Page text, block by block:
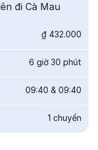
đi Cà Mau
₫ 432.000
6 giờ 30 phút
09:40 & 09:40
1 chuyến